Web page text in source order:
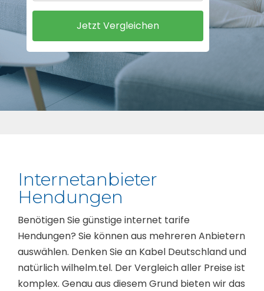
Internetanbieter
Hendungen
Benötigen Sie günstige internet tarife
Hendungen? Sie können aus mehreren Anbietern
auswählen. Denken Sie an Kabel Deutschland und
natürlich wilhelm.tel. Der Vergleich aller Preise ist
komplex. Genau aus diesem Grund bieten wir das